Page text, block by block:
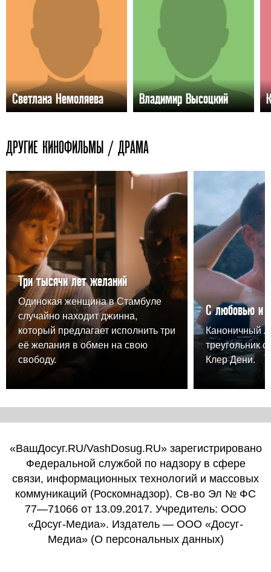
Светлана Немоляева Владимир Высоцкий
ДРУГИЕ КИНОФИЛЬМЫ / ДРАМА
Три тысячи лет желаний
Одинокая женщина в Стамбуле
случайно находит джинна,
который предлагает исполнить три
её желания в обмен на свою
свободу.
С любовью и
Каноничный
треугольник
Клер Дени.
«ВашДосуг.RU/VashDosug.RU» зарегистрировано
Федеральной службой по надзору в сфере
связи, информационных технологий и массовых
коммуникаций (Роскомнадзор). Св-во Эл № ФС
77—71066 от 13.09.2017. Учредитель: ООО
«Досуг-Медиа». Издатель — ООО «Досуг-
Медиа» (О персональных данных)